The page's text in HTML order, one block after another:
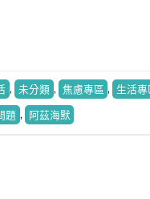
, 未分類 , 焦慮專區 , 生活專
題 , 阿茲海默